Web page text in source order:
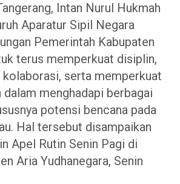
Intan Nurul Hukmah
Aparatur Sipil Negara
Pemerintah Kabupaten
terus memperkuat disiplin,
kolaborasi, serta memperkuat
dalam menghadapi berbagai
potensi bencana pada
Hal tersebut disampaikan
Apel Rutin Senin Pagi di
Aria Yudhanegara, Senin